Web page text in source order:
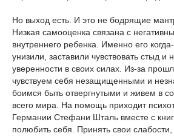
Но выход есть. И это не бодрящие
Низкая самооценка связана с
внутреннего ребенка. Именно его
унизили, заставили чувствовать стыд и
уверенности в своих силах. Из-за
чувствуем себя незащищенными и
боимся быть отвергнутыми и живем в
всего мира. На помощь приходит
Германии Стефани Шталь вместе с
полюбить себя. Принять свои